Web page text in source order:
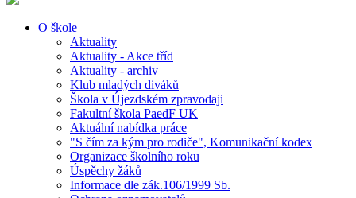
O škole
Aktuality
Aktuality - Akce tříd
Aktuality - archiv
Klub mladých diváků
Škola v Újezdském zpravodaji
Fakultní škola PaedF UK
Aktuální nabídka práce
"S čím za kým pro rodiče", Komunikační kodex
Organizace školního roku
Úspěchy žáků
Informace dle zák.106/1999 Sb.